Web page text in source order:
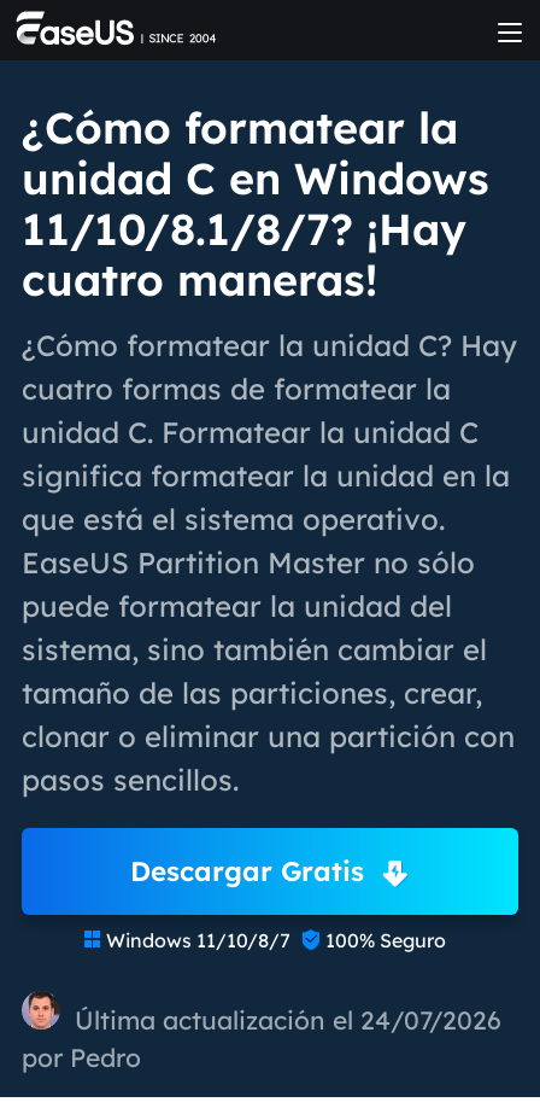
¿Cómo formatear la
unidad C en Windows
11/10/8.1/8/7? ¡Hay
cuatro maneras!
¿Cómo formatear la unidad C? Hay
cuatro formas de formatear la
unidad C. Formatear la unidad C
significa formatear la unidad en la
que está el sistema operativo.
EaseUS Partition Master no sólo
puede formatear la unidad del
sistema, sino también cambiar el
tamaño de las particiones, crear,
clonar o eliminar una partición con
pasos sencillos.
Descargar Gratis
 Windows 11/10/8/7  100% Seguro
Última actualización el 24/07/2026
por Pedro